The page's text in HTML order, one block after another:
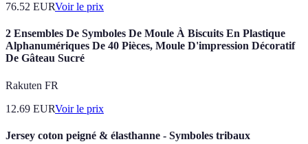
76.52 EURVoir le prix
2 Ensembles De Symboles De Moule À Biscuits En Plastique
Alphanumériques De 40 Pièces, Moule D'impression Décoratif
De Gâteau Sucré
Rakuten FR
12.69 EURVoir le prix
Jersey coton peigné & élasthanne - Symboles tribaux